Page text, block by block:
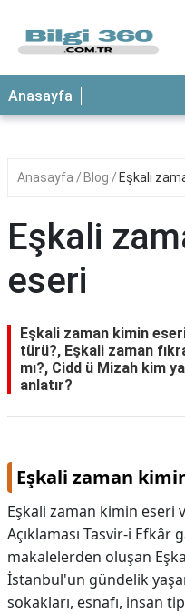
ANASAYFA
Anasayfa
Anasayfa Blog Eşkali
Eşkali
eseri
Eşkali zaman kimin
türü?, Eşkali zaman
mı?, Cidd ü Mizah kim
anlatır?
Eşkali zaman
Eşkali zaman kimin eseri
Açıklaması Tasvir-i Efkâr
makalelerden oluşan
İstanbul'un gündelik
sokakları, esnafı, insan